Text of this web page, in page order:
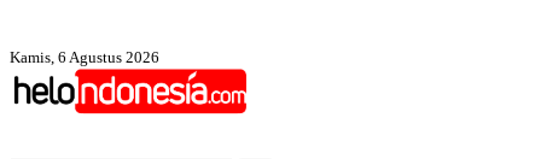
Kamis, 6 Agustus 2026